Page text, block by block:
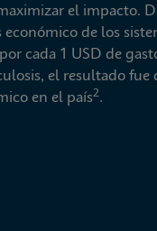
el impacto.
económico de los
cada 1 USD de
el resultado fue
en el país2.